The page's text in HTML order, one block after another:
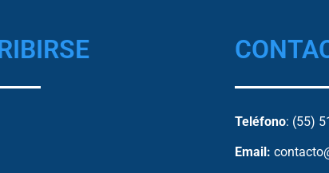
Teléfono: (55)
Email: